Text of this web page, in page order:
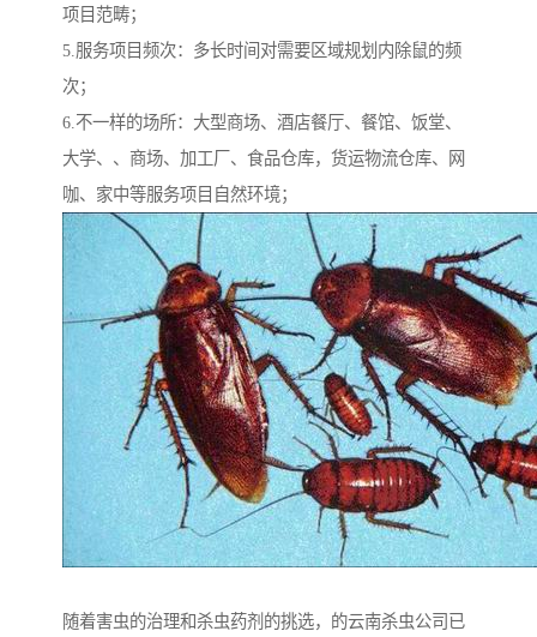
项目范畴；
5.服务项目频次：多长时间对需要区域规划内除鼠的频
次；
6.不一样的场所：大型商场、酒店餐厅、餐馆、饭堂、
大学、、商场、加工厂、食品仓库，货运物流仓库、网
咖、家中等服务项目自然环境；
随着害虫的治理和杀虫药剂的挑选，的云南杀虫公司已